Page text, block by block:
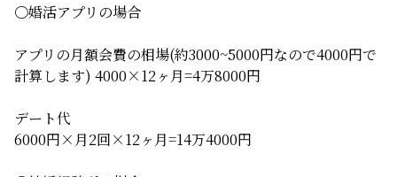
〇婚活アプリの場合
アプリの月額会費の相場(約3000~5000円なので4000円で
計算します) 4000×12ヶ月=4万8000円
デート代
6000円×月2回×12ヶ月=14万4000円